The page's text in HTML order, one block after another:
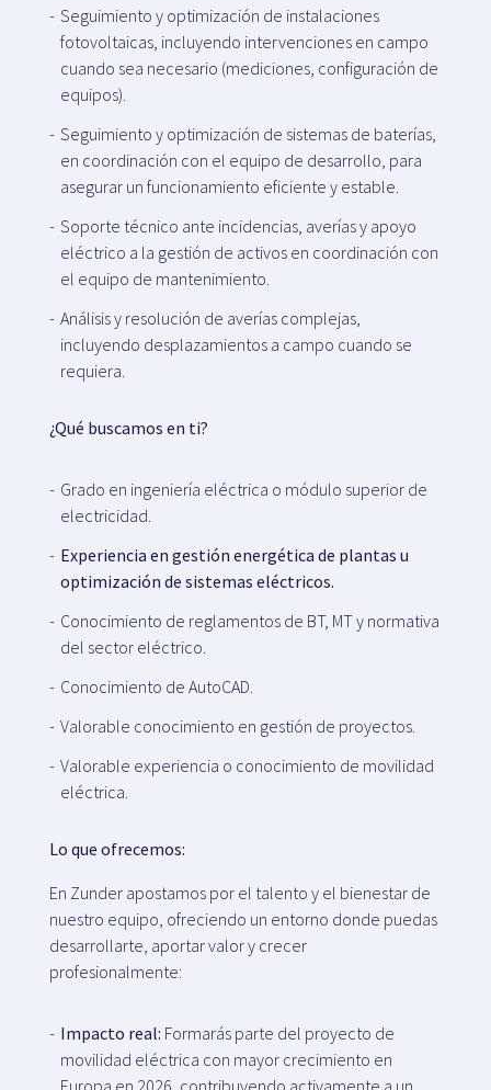
Seguimiento y optimización de instalaciones
fotovoltaicas, incluyendo intervenciones en campo
cuando sea necesario (mediciones, configuración de
equipos).
Seguimiento y optimización de sistemas de baterías,
en coordinación con el equipo de desarrollo, para
asegurar un funcionamiento eficiente y estable.
Soporte técnico ante incidencias, averías y apoyo
eléctrico a la gestión de activos en coordinación con
el equipo de mantenimiento.
Análisis y resolución de averías complejas,
incluyendo desplazamientos a campo cuando se
requiera.
¿Qué buscamos en ti?
Grado en ingeniería eléctrica o módulo superior de
electricidad.
Experiencia en gestión energética de plantas u
optimización de sistemas eléctricos.
Conocimiento de reglamentos de BT, MT y normativa
del sector eléctrico.
Conocimiento de AutoCAD.
Valorable conocimiento en gestión de proyectos.
Valorable experiencia o conocimiento de movilidad
eléctrica.
Lo que ofrecemos:
En Zunder apostamos por el talento y el bienestar de
nuestro equipo, ofreciendo un entorno donde puedas
desarrollarte, aportar valor y crecer
profesionalmente:
Impacto real: Formarás parte del proyecto de
movilidad eléctrica con mayor crecimiento en
Europa en 2026, contribuyendo activamente a un